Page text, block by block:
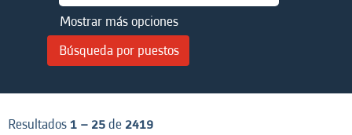
Mostrar más opciones
Resultados1 – 25de 2419